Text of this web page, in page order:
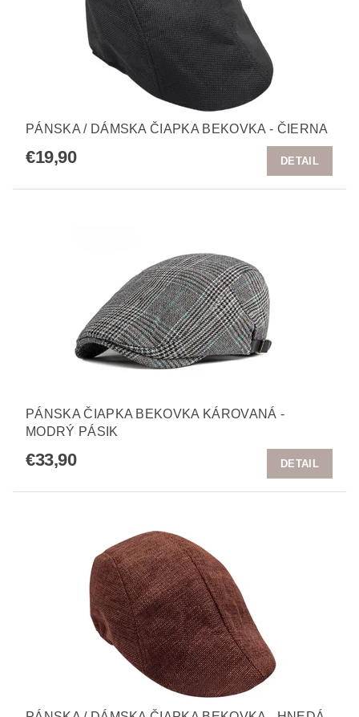
PÁNSKA / DÁMSKA ČIAPKA BEKOVKA - ČIERNA
€19,90 DETAIL
PÁNSKA ČIAPKA BEKOVKA KÁROVANÁ -
MODRÝ PÁSIK
€33,90 DETAIL